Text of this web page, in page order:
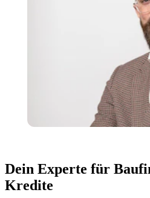
Dein Experte für
Kredite